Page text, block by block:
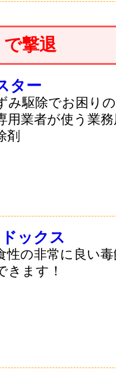
撃退
ター
み駆除でお困り
用業者が使う業
剤
ックス
性の非常に良い
きます！